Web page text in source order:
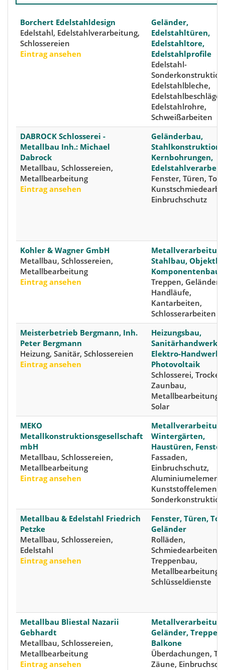
Borchert Edelstahldesign
Edelstahl, Edelstahlverarbeitung,
Schlossereien
Eintrag ansehen
Geländer,
Edelstahltüren,
Edelstahltore,
Edelstahlprofile
Edelstahl-
Edelstahlbleche,
Edelstahlbeschläge,
Edelstahlrohre,
Schweißarbeiten
DABROCK Schlosserei -
Metallbau Inh.: Michael
Dabrock
Metallbau, Schlossereien,
Metallbearbeitung
Eintrag ansehen
Geländerbau,
Kernbohrungen,
Fenster, Türen,
Einbruchschutz
Kohler & Wagner GmbH
Metallbau, Schlossereien,
Metallbearbeitung
Eintrag ansehen
Stahlbau,
Komponentenbau
Treppen, Geländer,
Handläufe,
Kantarbeiten,
Schlosserarbeiten
Meisterbetrieb Bergmann, Inh.
Peter Bergmann
Heizung, Sanitär, Schlossereien
Eintrag ansehen
Heizungsbau,
Sanitärhandwerk,
Elektro-Handwerk,
Photovoltaik
Schlosserei,
Zaunbau,
Metallbearbeitung,
Solar
MEKO
Metallkonstruktionsgesellschaft
mbH
Metallbau, Schlossereien,
Metallbearbeitung
Eintrag ansehen
Wintergärten,
Haustüren, Fenster
Fassaden,
Einbruchschutz,
Metallbau & Edelstahl Friedrich
Petzke
Metallbau, Schlossereien,
Edelstahl
Eintrag ansehen
Fenster, Türen,
Geländer
Rolläden,
Schmiedearbeiten,
Treppenbau,
Metallbearbeitung,
Schlüsseldienste
Metallbau Bliestal Nazarii
Gebhardt
Metallbau, Schlossereien,
Metallbearbeitung
Eintrag ansehen
Geländer, Treppen,
Balkone
Überdachungen,
Zäune,